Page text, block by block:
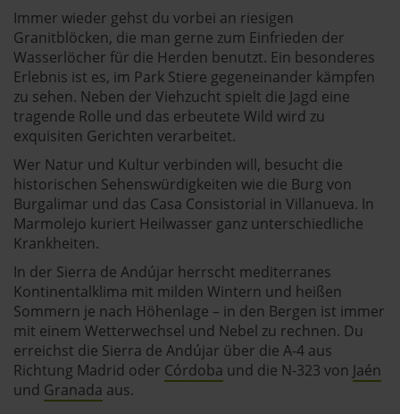
Immer wieder gehst du vorbei an riesigen
Granitblöcken, die man gerne zum Einfrieden der
Wasserlöcher für die Herden benutzt. Ein besonderes
Erlebnis ist es, im Park Stiere gegeneinander kämpfen
zu sehen. Neben der Viehzucht spielt die Jagd eine
tragende Rolle und das erbeutete Wild wird zu
exquisiten Gerichten verarbeitet.
Wer Natur und Kultur verbinden will, besucht die
historischen Sehenswürdigkeiten wie die Burg von
Burgalimar und das Casa Consistorial in Villanueva. In
Marmolejo kuriert Heilwasser ganz unterschiedliche
Krankheiten.
In der Sierra de Andújar herrscht mediterranes
Kontinentalklima mit milden Wintern und heißen
Sommern je nach Höhenlage – in den Bergen ist immer
mit einem Wetterwechsel und Nebel zu rechnen. Du
erreichst die Sierra de Andújar über die A-4 aus
Richtung Madrid oder Córdoba und die N-323 von Jaén
und Granada aus.